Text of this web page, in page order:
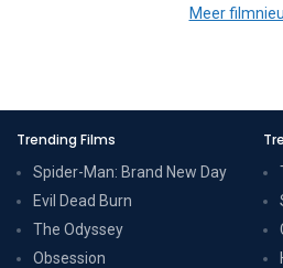
Meer
Trending Films
Spider-Man: Brand New Day
Evil Dead Burn
The Odyssey
Obsession